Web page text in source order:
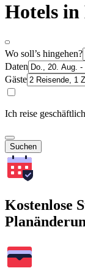
Hotels in
Wo soll’s hingehen?
Daten
Gäste
Ich reise geschäftlich
Suchen
Kostenlose